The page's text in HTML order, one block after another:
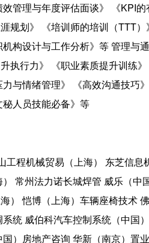
管理与年度评估面谈》 《KPI的
规划》 《培训师的培训（TTT
构设计与工作分析》等 管理与
执行力》 《职业素质提升训练
与情绪管理》 《高效沟通技巧
秘人员技能必备》等
工程机械贸易（上海） 东芝信
常州法力诺长城焊管 威乐（中
） 恺博（上海）车辆座椅技术
统 威伯科汽车控制系统（中国
）房地产咨询 华新（南京）置